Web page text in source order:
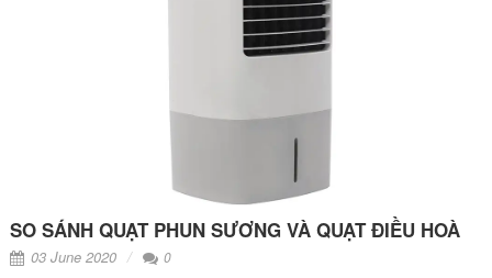
SO SÁNH QUẠT PHUN SƯƠNG VÀ QUẠT ĐIỀU HOÀ
03 June 2020 0